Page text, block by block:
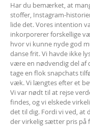
Har du bemærket, at
stoffer, Instagram-
lide det. Vores intention
inkorporerer forskellige
hvor vi kunne nyde god
danse frit. Vi havde ikke
være en nødvendig del af
tage en flok snapchats
væk. Vi længtes efter et
Vi var nødt til at rejse
findes, og vi elskede
det til dig. Fordi vi ved, at
der virkelig sætter pris på